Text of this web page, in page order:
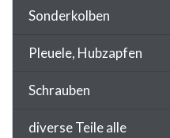
Sonderkolben
Pleuele, Hubzapfen
Schrauben
diverse Teile alle